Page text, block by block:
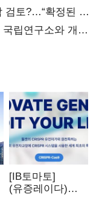
검토?…“확정된 바
립연구소와 개발
[IB토마토]
(유증레이다)